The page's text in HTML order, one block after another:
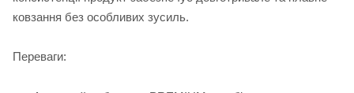
ковзання без особливих зусиль.
Переваги: